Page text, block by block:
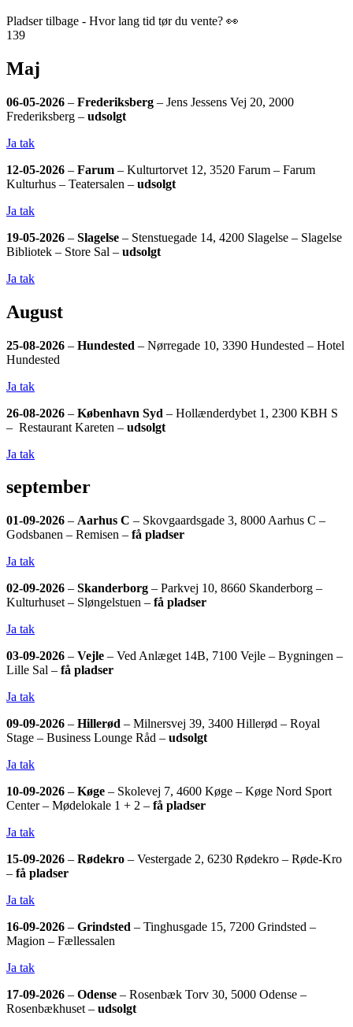
Pladser tilbage - Hvor lang tid tør du vente? 👀
139
Maj
06-05-2026 – Frederiksberg – Jens Jessens Vej 20, 2000
Frederiksberg – udsolgt
Ja tak
12-05-2026 – Farum – Kulturtorvet 12, 3520 Farum – Farum
Kulturhus – Teatersalen – udsolgt
Ja tak
19-05-2026 – Slagelse – Stenstuegade 14, 4200 Slagelse – Slagelse
Bibliotek – Store Sal – udsolgt
Ja tak
August
25-08-2026 – Hundested – Nørregade 10, 3390 Hundested – Hotel
Hundested
Ja tak
26-08-2026 – København Syd – Hollænderdybet 1, 2300 KBH S
– Restaurant Kareten – udsolgt
Ja tak
september
01-09-2026 – Aarhus C – Skovgaardsgade 3, 8000 Aarhus C –
Godsbanen – Remisen – få pladser
Ja tak
02-09-2026 – Skanderborg – Parkvej 10, 8660 Skanderborg –
Kulturhuset – Sløngelstuen – få pladser
Ja tak
03-09-2026 – Vejle – Ved Anlæget 14B, 7100 Vejle – Bygningen –
Lille Sal – få pladser
Ja tak
09-09-2026 – Hillerød – Milnersvej 39, 3400 Hillerød – Royal
Stage – Business Lounge Råd – udsolgt
Ja tak
10-09-2026 – Køge – Skolevej 7, 4600 Køge – Køge Nord Sport
Center – Mødelokale 1 + 2 – få pladser
Ja tak
15-09-2026 – Rødekro – Vestergade 2, 6230 Rødekro – Røde-Kro
– få pladser
Ja tak
16-09-2026 – Grindsted – Tinghusgade 15, 7200 Grindsted –
Magion – Fællessalen
Ja tak
17-09-2026 – Odense – Rosenbæk Torv 30, 5000 Odense –
Rosenbækhuset – udsolgt